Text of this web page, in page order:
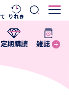
定期購読 雑誌
りれき